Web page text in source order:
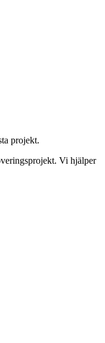
projekt.
Vi hjälper